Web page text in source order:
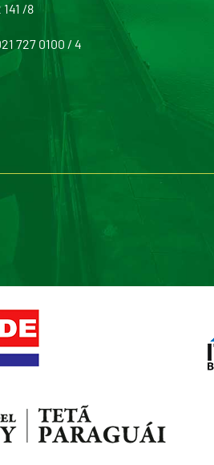
/8
727 0100 / 4